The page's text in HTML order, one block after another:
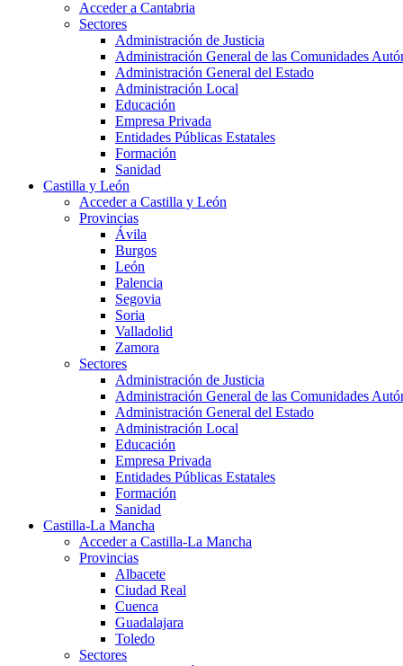
Acceder a Cantabria
Sectores
Administración de Justicia
Administración General de las Comunidades
Administración General del Estado
Administración Local
Educación
Empresa Privada
Entidades Públicas Estatales
Formación
Sanidad
Castilla y León
Acceder a Castilla y León
Provincias
Ávila
Burgos
León
Palencia
Segovia
Soria
Valladolid
Zamora
Sectores
Administración de Justicia
Administración General de las Comunidades
Administración General del Estado
Administración Local
Educación
Empresa Privada
Entidades Públicas Estatales
Formación
Sanidad
Castilla-La Mancha
Acceder a Castilla-La Mancha
Provincias
Albacete
Ciudad Real
Cuenca
Guadalajara
Toledo
Sectores